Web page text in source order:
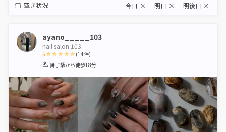
空き状況 今日 × 明日 × 明後日 ×
ayano_____103
nail salon 103.
5
1 2 3 4 5
(14件)
舞子駅から徒歩18分